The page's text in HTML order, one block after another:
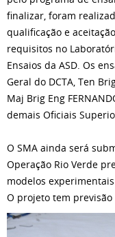
finalizar, foram
qualificação e
requisitos no
Ensaios da ASD. Os
Geral do DCTA, Ten
Maj Brig Eng
demais Oficiais
O SMA ainda será
Operação Rio Verde
modelos
O projeto tem previsão